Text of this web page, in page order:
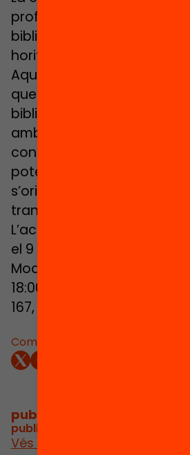
Comparteix:
profunda sobre els
biblioteca al servei de les
horitzons de cada centre
Aquesta crida busca 30
que vulguin repensar el
biblioteca escolar i
amb la comunitat
concrets que impulsin i
potencial d’una biblioteca
s’orienta a donar suport
transformació educativa
L’acte de presentació de
el 9 de novembre de 2017
Modernista de Sant Pau
18:00 a 20:00 h. (C. Sant
167, Barcelona).
publicacions i vídeos
publicacions i vídeos
Vés a publicacions i vídeos